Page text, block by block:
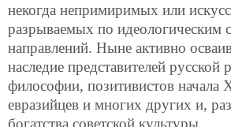
некогда непримиримых или
разрываемых по идеологическим
направлений. Ныне активно
наследие представителей русской
философии, позитивистов начала
евразийцев и многих других и,
богатства советской культуры.